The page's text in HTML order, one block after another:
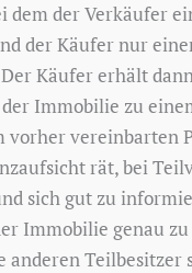
dem der Verkäufer
der Käufer nur
Käufer erhält
Immobilie zu
vorher vereinbarten
rät, bei
sich gut zu
Immobilie genau
anderen Teilbesitzer